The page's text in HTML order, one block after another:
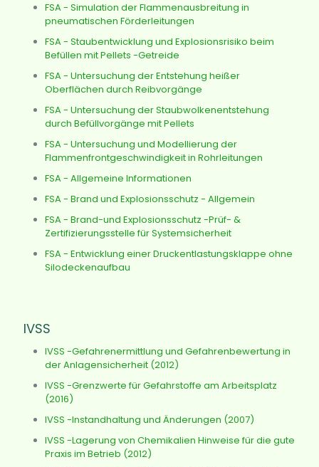
FSA - Simulation der Flammenausbreitung in
pneumatischen Förderleitungen
FSA - Staubentwicklung und Explosionsrisiko beim
Befüllen mit Pellets -Getreide
FSA - Untersuchung der Entstehung heißer
Oberflächen durch Reibvorgänge
FSA - Untersuchung der Staubwolkenentstehung
durch Befüllvorgänge mit Pellets
FSA - Untersuchung und Modellierung der
Flammenfrontgeschwindigkeit in Rohrleitungen
FSA - Allgemeine Informationen
FSA - Brand und Explosionsschutz - Allgemein
FSA - Brand-und Explosionsschutz -Prüf- &
Zertifizierungsstelle für Systemsicherheit
FSA - Entwicklung einer Druckentlastungsklappe ohne
Silodeckenaufbau
IVSS
IVSS -Gefahrenermittlung und Gefahrenbewertung in
der Anlagensicherheit (2012)
IVSS -Grenzwerte für Gefahrstoffe am Arbeitsplatz
(2016)
IVSS -Instandhaltung und Änderungen (2007)
IVSS -Lagerung von Chemikalien Hinweise für die gute
Praxis im Betrieb (2012)